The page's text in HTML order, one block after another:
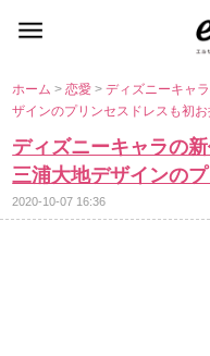
ホーム>恋愛>ディズニーキャ
ザインのプリンセスドレスも初
ディズニーキャラの
三浦大地デザインの
2020-10-07 16:36